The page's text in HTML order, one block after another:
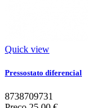
Quick view
Pressostato diferencial
8738709731